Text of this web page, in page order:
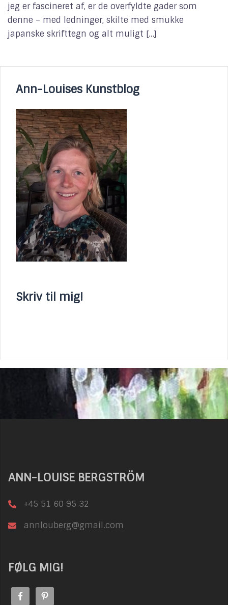
jeg er fascineret af, er de overfyldte gader som
denne – med ledninger, skilte med smukke
japanske skrifttegn og alt muligt […]
Ann-Louises Kunstblog
Skriv til mig!
ANN-LOUISE BERGSTRÖM
+45 51 60 95 32
annlouberg@gmail.com
FØLG MIG!